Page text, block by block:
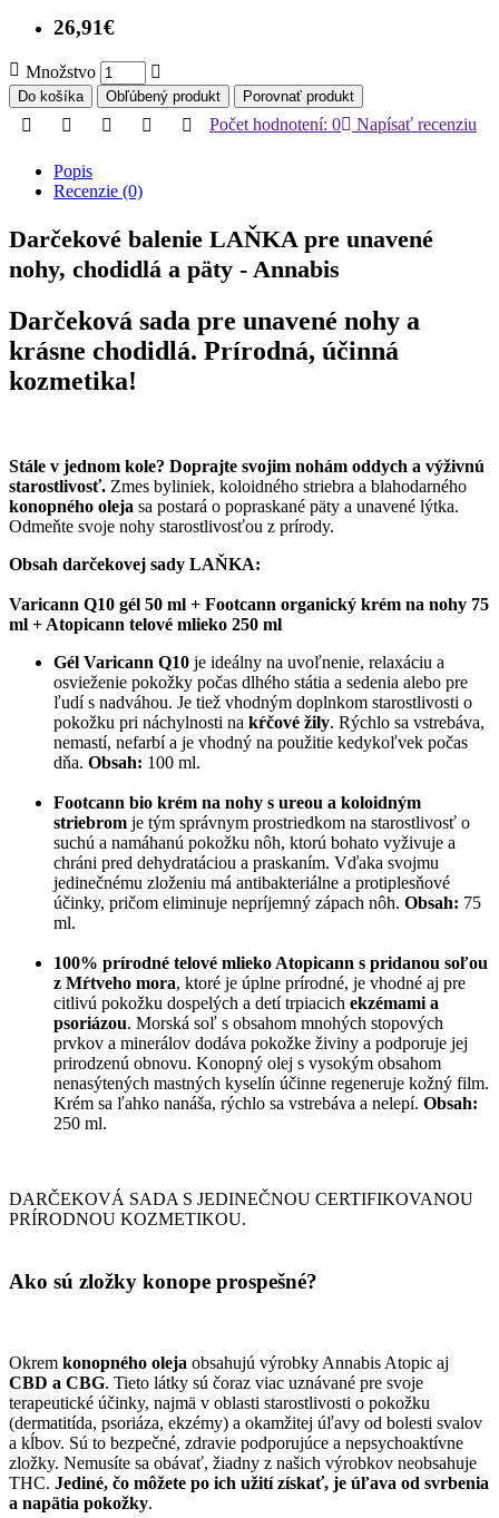
26,91€
Množstvo
Do košíka Obľúbený produkt Porovnať produkt
Počet hodnotení: 0 Napísať recenziu
Popis
Recenzie (0)
Darčekové balenie LAŇKA pre unavené
nohy, chodidlá a päty - Annabis
Darčeková sada pre unavené nohy a
krásne chodidlá. Prírodná, účinná
kozmetika!
Stále v jednom kole? Doprajte svojim nohám oddych a výživnú
starostlivosť. Zmes byliniek, koloidného striebra a blahodarného
konopného oleja sa postará o popraskané päty a unavené lýtka.
Odmeňte svoje nohy starostlivosťou z prírody.
Obsah darčekovej sady LAŇKA:
Varicann Q10 gél 50 ml + Footcann organický krém na nohy 75
ml + Atopicann telové mlieko 250 ml
Gél Varicann Q10 je ideálny na uvoľnenie, relaxáciu a
osvieženie pokožky počas dlhého státia a sedenia alebo pre
ľudí s nadváhou. Je tiež vhodným doplnkom starostlivosti o
pokožku pri náchylnosti na kŕčové žily. Rýchlo sa vstrebáva,
nemastí, nefarbí a je vhodný na použitie kedykoľvek počas
dňa. Obsah: 100 ml.
Footcann bio krém na nohy s ureou a koloidným
striebrom je tým správnym prostriedkom na starostlivosť o
suchú a namáhanú pokožku nôh, ktorú bohato vyživuje a
chráni pred dehydratáciou a praskaním. Vďaka svojmu
jedinečnému zloženiu má antibakteriálne a protiplesňové
účinky, pričom eliminuje nepríjemný zápach nôh. Obsah: 75
ml.
100% prírodné telové mlieko Atopicann s pridanou soľou
z Mŕtveho mora, ktoré je úplne prírodné, je vhodné aj pre
citlivú pokožku dospelých a detí trpiacich ekzémami a
psoriázou. Morská soľ s obsahom mnohých stopových
prvkov a minerálov dodáva pokožke živiny a podporuje jej
prirodzenú obnovu. Konopný olej s vysokým obsahom
nenasýtených mastných kyselín účinne regeneruje kožný film.
Krém sa ľahko nanáša, rýchlo sa vstrebáva a nelepí. Obsah:
250 ml.
DARČEKOVÁ SADA S JEDINEČNOU CERTIFIKOVANOU
PRÍRODNOU KOZMETIKOU.
Ako sú zložky konope prospešné?
Okrem konopného oleja obsahujú výrobky Annabis Atopic aj
CBD a CBG. Tieto látky sú čoraz viac uznávané pre svoje
terapeutické účinky, najmä v oblasti starostlivosti o pokožku
(dermatitída, psoriáza, ekzémy) a okamžitej úľavy od bolesti svalov
a kĺbov. Sú to bezpečné, zdravie podporujúce a nepsychoaktívne
zložky. Nemusíte sa obávať, žiadny z našich výrobkov neobsahuje
THC. Jediné, čo môžete po ich užití získať, je úľava od svrbenia
a napätia pokožky.